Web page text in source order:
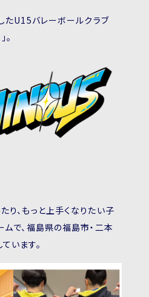
たU15バレーボールクラブ
。
り、もっと上手くなりたい子
ムで、福島県の福島市・二本
います。